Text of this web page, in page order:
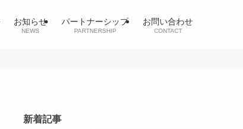
お知らせ
NEWS
パートナーシップ
PARTNERSHIP
お問い合わせ
CONTACT
新着記事